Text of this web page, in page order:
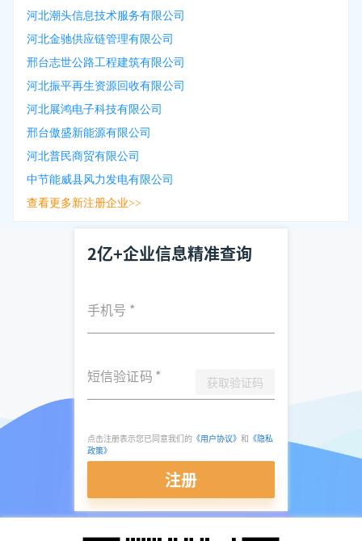
河北潮头信息技术服务有限公司
河北金驰供应链管理有限公司
邢台志世公路工程建筑有限公司
河北振平再生资源回收有限公司
河北展鸿电子科技有限公司
邢台傲盛新能源有限公司
河北普民商贸有限公司
中节能威县风力发电有限公司
查看更多新注册企业>>
2亿+企业信息精准查询
手机号 *
短信验证码 * 获取验证码
点击注册表示您已同意我们的 《用户协议》 和 《隐私
政策》
注册